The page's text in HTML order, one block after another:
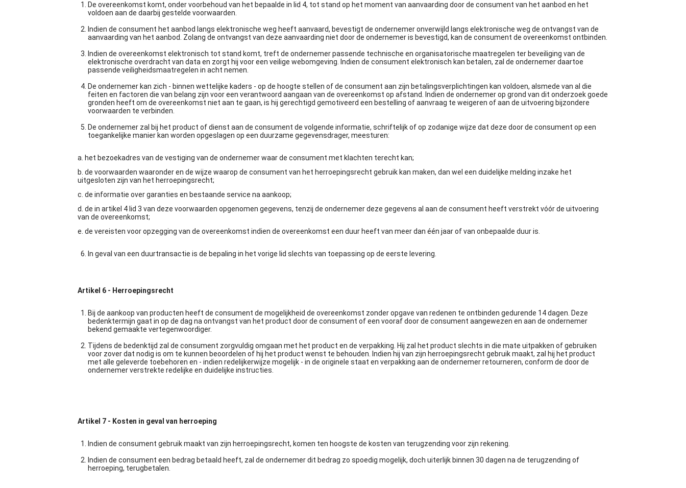
De overeenkomst komt, onder voorbehoud van het bepaalde in lid 4, tot stand op het moment van aanvaarding door de consument van het aanbod en het
voldoen aan de daarbij gestelde voorwaarden.
Indien de consument het aanbod langs elektronische weg heeft aanvaard, bevestigt de ondernemer onverwijld langs elektronische weg de ontvangst van de
aanvaarding van het aanbod. Zolang de ontvangst van deze aanvaarding niet door de ondernemer is bevestigd, kan de consument de overeenkomst ontbinden.
Indien de overeenkomst elektronisch tot stand komt, treft de ondernemer passende technische en organisatorische maatregelen ter beveiliging van de
elektronische overdracht van data en zorgt hij voor een veilige webomgeving. Indien de consument elektronisch kan betalen, zal de ondernemer daartoe
passende veiligheidsmaatregelen in acht nemen.
De ondernemer kan zich - binnen wettelijke kaders - op de hoogte stellen of de consument aan zijn betalingsverplichtingen kan voldoen, alsmede van al die
feiten en factoren die van belang zijn voor een verantwoord aangaan van de overeenkomst op afstand. Indien de ondernemer op grond van dit onderzoek goede
gronden heeft om de overeenkomst niet aan te gaan, is hij gerechtigd gemotiveerd een bestelling of aanvraag te weigeren of aan de uitvoering bijzondere
voorwaarden te verbinden.
De ondernemer zal bij het product of dienst aan de consument de volgende informatie, schriftelijk of op zodanige wijze dat deze door de consument op een
toegankelijke manier kan worden opgeslagen op een duurzame gegevensdrager, meesturen:
a. het bezoekadres van de vestiging van de ondernemer waar de consument met klachten terecht kan;
b. de voorwaarden waaronder en de wijze waarop de consument van het herroepingsrecht gebruik kan maken, dan wel een duidelijke melding inzake het
uitgesloten zijn van het herroepingsrecht;
c. de informatie over garanties en bestaande service na aankoop;
d. de in artikel 4 lid 3 van deze voorwaarden opgenomen gegevens, tenzij de ondernemer deze gegevens al aan de consument heeft verstrekt vóór de uitvoering
van de overeenkomst;
e. de vereisten voor opzegging van de overeenkomst indien de overeenkomst een duur heeft van meer dan één jaar of van onbepaalde duur is.
In geval van een duurtransactie is de bepaling in het vorige lid slechts van toepassing op de eerste levering.
Artikel 6 - Herroepingsrecht
Bij de aankoop van producten heeft de consument de mogelijkheid de overeenkomst zonder opgave van redenen te ontbinden gedurende 14 dagen. Deze
bedenktermijn gaat in op de dag na ontvangst van het product door de consument of een vooraf door de consument aangewezen en aan de ondernemer
bekend gemaakte vertegenwoordiger.
Tijdens de bedenktijd zal de consument zorgvuldig omgaan met het product en de verpakking. Hij zal het product slechts in die mate uitpakken of gebruiken
voor zover dat nodig is om te kunnen beoordelen of hij het product wenst te behouden. Indien hij van zijn herroepingsrecht gebruik maakt, zal hij het product
met alle geleverde toebehoren en - indien redelijkerwijze mogelijk - in de originele staat en verpakking aan de ondernemer retourneren, conform de door de
ondernemer verstrekte redelijke en duidelijke instructies.
Artikel 7 - Kosten in geval van herroeping
Indien de consument gebruik maakt van zijn herroepingsrecht, komen ten hoogste de kosten van terugzending voor zijn rekening.
Indien de consument een bedrag betaald heeft, zal de ondernemer dit bedrag zo spoedig mogelijk, doch uiterlijk binnen 30 dagen na de terugzending of
herroeping, terugbetalen.